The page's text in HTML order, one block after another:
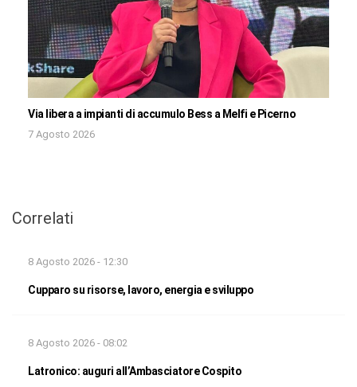
Via libera a impianti di accumulo Bess a Melfi e Picerno
7 Agosto 2026
Correlati
8 Agosto 2026 - 12:30
Cupparo su risorse, lavoro, energia e sviluppo
8 Agosto 2026 - 08:02
Latronico: auguri all’Ambasciatore Cospito